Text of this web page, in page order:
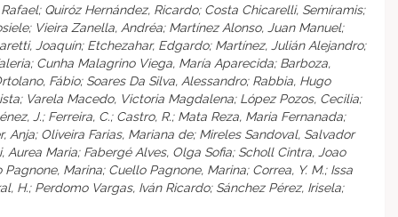
Quiróz Hernández, Ricardo; Costa Chicarelli, Semíramis;
Vieira Zanella, Andréa; Martínez Alonso, Juan Manuel;
Joaquín; Etchezahar, Edgardo; Martínez, Julián Alejandro;
Cunha Malagrino Viega, María Aparecida; Barboza,
Fábio; Soares Da Silva, Alessandro; Rabbia, Hugo
Varela Macedo, Victoria Magdalena; López Pozos, Cecilia;
J.; Ferreira, C.; Castro, R.; Mata Reza, Maria Fernanada;
Anja; Oliveira Farias, Mariana de; Mireles Sandoval, Salvador
Aurea Maria; Fabergé Alves, Olga Sofia; Scholl Cintra, Joao
Marina; Cuello Pagnone, Marina; Correa, Y. M.; Issa
H.; Perdomo Vargas, Iván Ricardo; Sánchez Pérez, Irisela;